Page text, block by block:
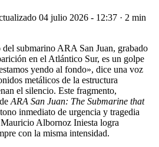
04 julio 2026 - 12:37 · 2 min
submarino ARA San Juan, grabado
en el Atlántico Sur, es un golpe
yendo al fondo», dice una voz
metálicos de la estructura
el silencio. Este fragmento,
ARA San Juan: The Submarine that
inmediato de urgencia y tragedia
Albornoz Iniesta logra
con la misma intensidad.